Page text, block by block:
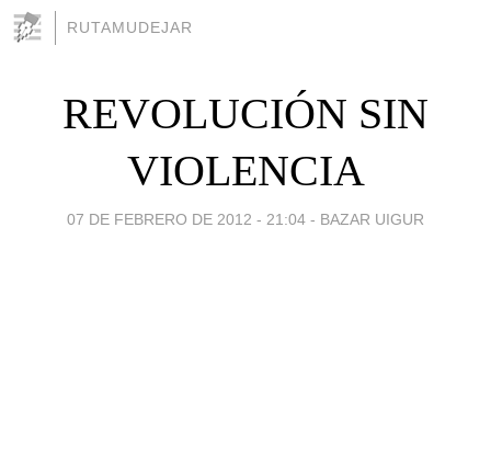
RUTAMUDEJAR
REVOLUCIÓN SIN
VIOLENCIA
07 DE FEBRERO DE 2012 - 21:04 - BAZAR UIGUR